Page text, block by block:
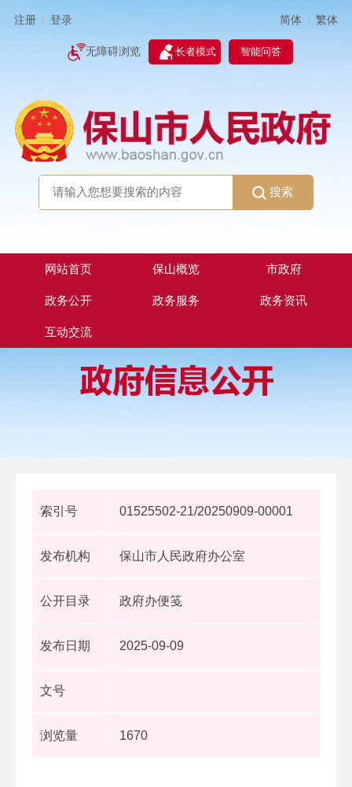
注册 登录 简体 | 繁体
无障碍浏览 长者模式 智能问答
搜索
网站首页 保山概览 市政府
政务公开 政务服务 政务资讯
互动交流
索引号 01525502-21/20250909-00001
发布机构 保山市人民政府办公室
公开目录 政府办便笺
发布日期 2025-09-09
文号
浏览量 1670